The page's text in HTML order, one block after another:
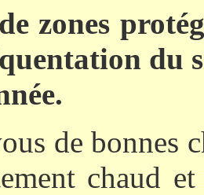
zones
du
de bonnes
chaud